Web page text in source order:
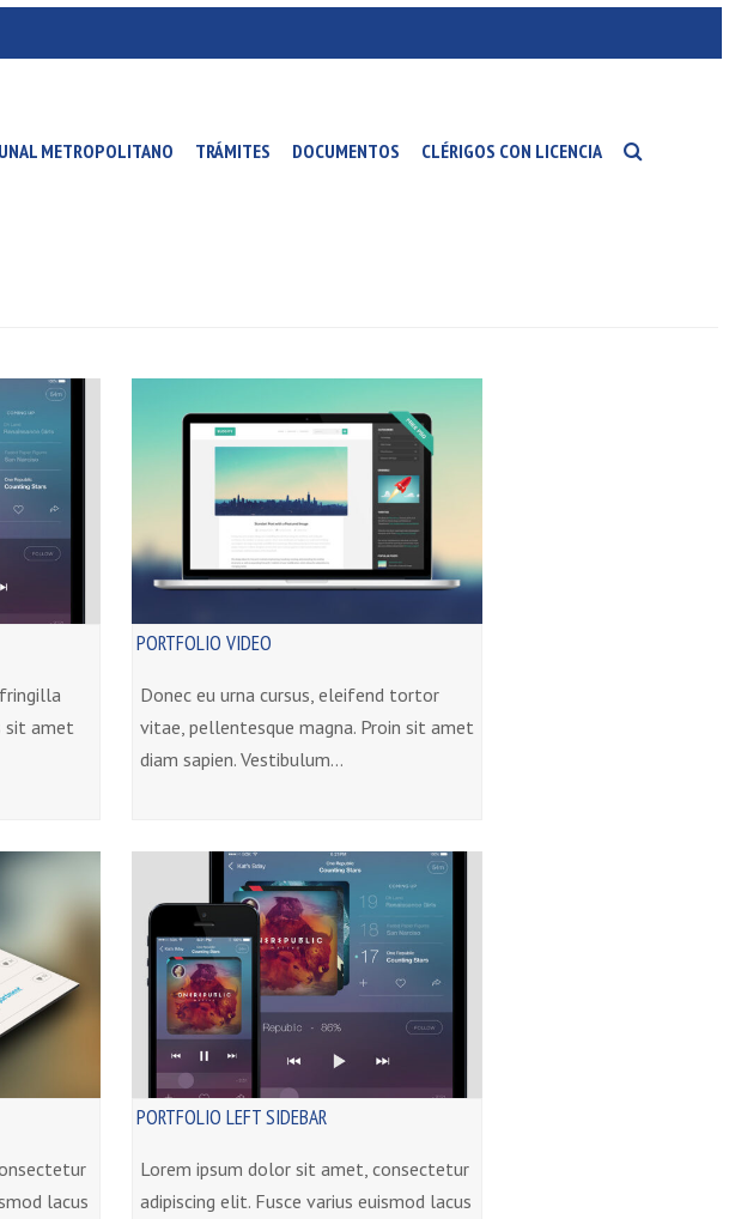
METROPOLITANO TRÁMITES DOCUMENTOS CLÉRIGOS CON LICENCIA
sit amet
PORTFOLIO VIDEO
Donec eu urna cursus, eleifend tortor
vitae, pellentesque magna. Proin sit amet
diam sapien. Vestibulum…
lacus
PORTFOLIO LEFT SIDEBAR
Lorem ipsum dolor sit amet, consectetur
adipiscing elit. Fusce varius euismod lacus